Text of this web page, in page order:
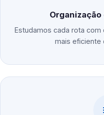
Estudamos cada rota
mais eficiente